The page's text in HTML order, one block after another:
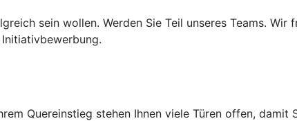
sein wollen. Werden Sie Teil unseres Teams.
Quereinstieg stehen Ihnen viele Türen offen,